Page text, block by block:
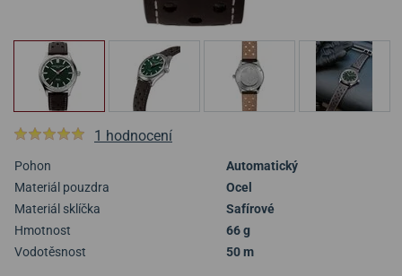
1 hodnocení
Pohon
Automatický
Materiál pouzdra
Ocel
Materiál sklíčka
Safírové
Hmotnost
66 g
Vodotěsnost
50 m